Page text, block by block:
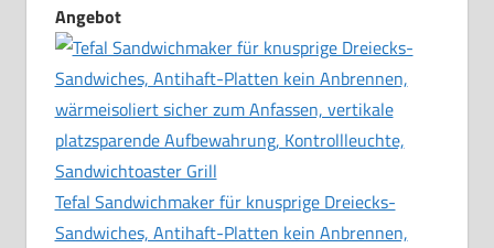
Angebot
Tefal Sandwichmaker für knusprige Dreiecks-
Sandwiches, Antihaft-Platten kein Anbrennen,